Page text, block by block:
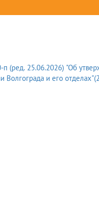
(ред. 25.06.2026) "Об
Волгограда и его